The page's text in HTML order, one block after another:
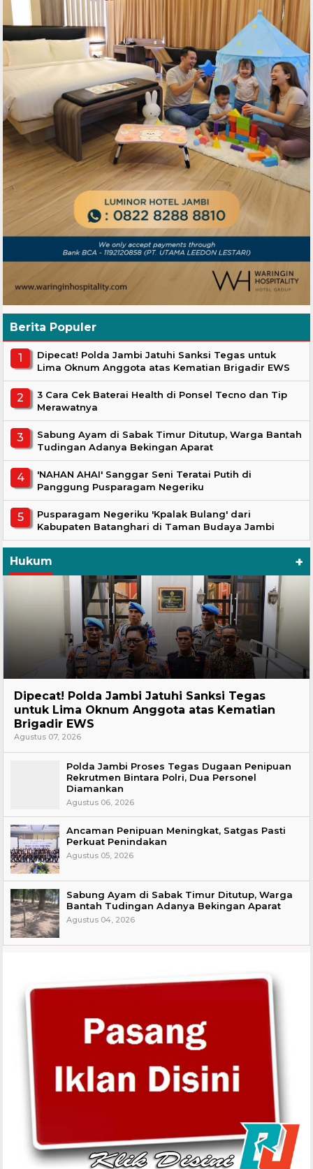
Berita Populer
Dipecat! Polda Jambi Jatuhi Sanksi Tegas untuk
Lima Oknum Anggota atas Kematian Brigadir EWS
3 Cara Cek Baterai Health di Ponsel Tecno dan Tip
Merawatnya
Sabung Ayam di Sabak Timur Ditutup, Warga Bantah
Tudingan Adanya Bekingan Aparat
'NAHAN AHAI' Sanggar Seni Teratai Putih di
Panggung Pusparagam Negeriku
Pusparagam Negeriku 'Kpalak Bulang' dari
Kabupaten Batanghari di Taman Budaya Jambi
Hukum +
Dipecat! Polda Jambi Jatuhi Sanksi Tegas
untuk Lima Oknum Anggota atas Kematian
Brigadir EWS
Agustus 07, 2026
Polda Jambi Proses Tegas Dugaan Penipuan
Rekrutmen Bintara Polri, Dua Personel
Diamankan
Agustus 06, 2026
Ancaman Penipuan Meningkat, Satgas Pasti
Perkuat Penindakan
Agustus 05, 2026
Sabung Ayam di Sabak Timur Ditutup, Warga
Bantah Tudingan Adanya Bekingan Aparat
Agustus 04, 2026